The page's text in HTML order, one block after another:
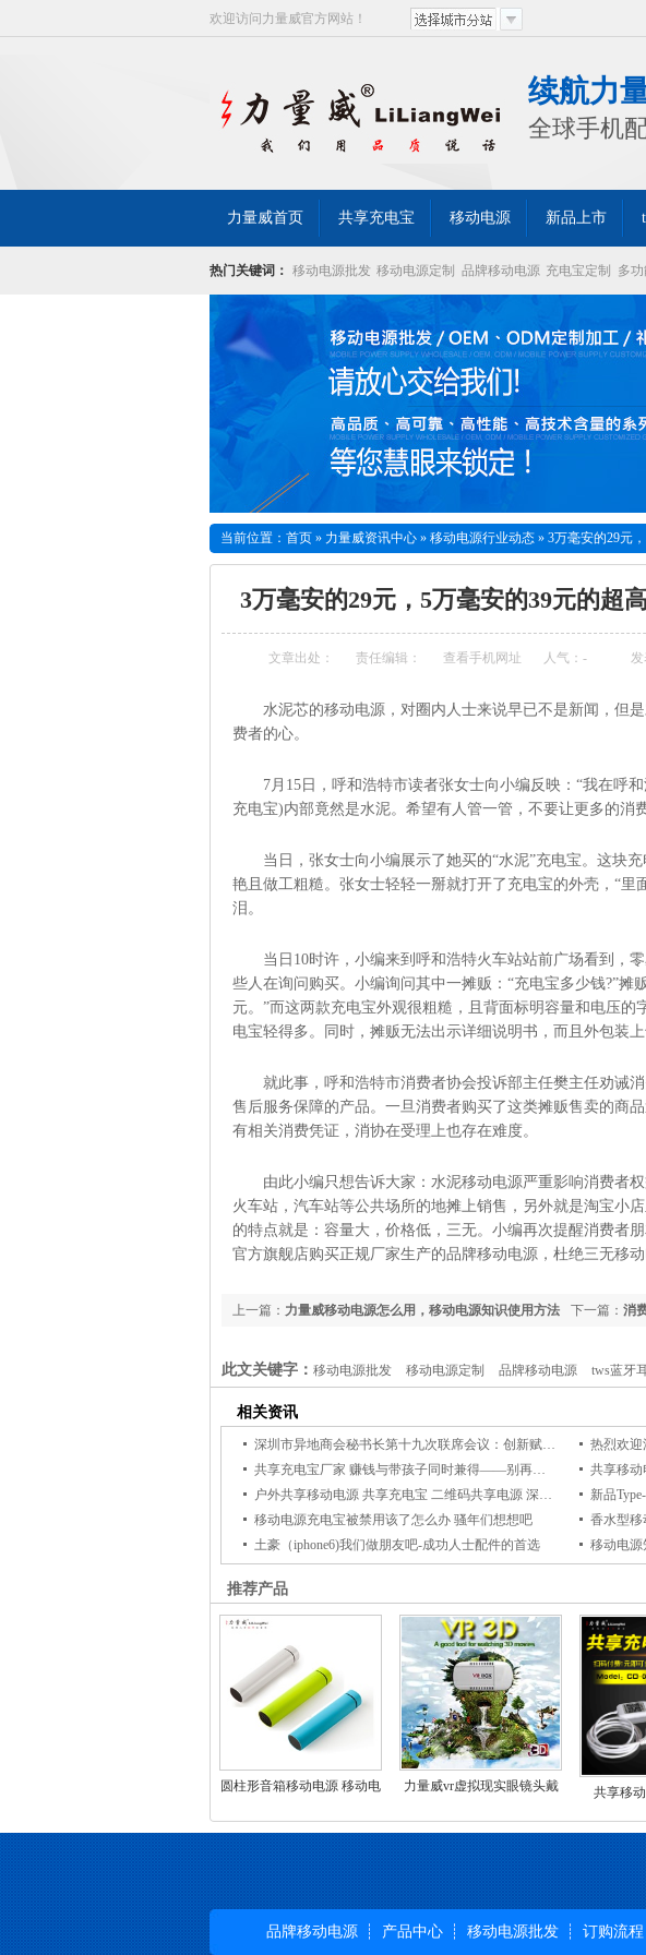
欢迎访问力量威官方网站！
续航力
全球手机
力量威首页 共享充电宝 移动电源 新品上市
热门关键词： 移动电源批发 移动电源定制 品牌移动电源 充电宝定制 多
当前位置： 首页 » 力量威资讯中心 » 移动电源行业动态 » 3万毫安的29元
3万毫安的29元，5万毫安的39元的超
文章出处： 责任编辑： 查看手机网址 人气： - 发
水泥芯的移动电源，对圈内人士来说早已不是新闻，但
费者的心。
7月15日，呼和浩特市读者张女士向小编反映：“我在呼
充电宝)内部竟然是水泥。希望有人管一管，不要让更多的消
当日，张女士向小编展示了她买的“水泥”充电宝。这块
艳且做工粗糙。张女士轻轻一掰就打开了充电宝的外壳，“里
泪。
当日10时许，小编来到呼和浩特火车站站前广场看到，
些人在询问购买。小编询问其中一摊贩：“充电宝多少钱?”摊
元。”而这两款充电宝外观很粗糙，且背面标明容量和电压
电宝轻得多。同时，摊贩无法出示详细说明书，而且外包装
就此事，呼和浩特市消费者协会投诉部主任樊主任劝诫
售后服务保障的产品。一旦消费者购买了这类摊贩售卖的商
有相关消费凭证，消协在受理上也存在难度。
由此小编只想告诉大家：水泥移动电源严重影响消费者
火车站，汽车站等公共场所的地摊上销售，另外就是淘宝小
的特点就是：容量大，价格低，三无。小编再次提醒消费者
官方旗舰店购买正规厂家生产的品牌移动电源，杜绝三无移
下一篇： 消
上一篇： 力量威移动电源怎么用，移动电源知识使用方法
此文关键字： 移动电源批发 移动电源定制 品牌移动电源 tws蓝牙
享充电宝加盟，共享充电宝批发，共享充电宝排名，共享充电宝定制，
家 深圳充电宝工厂订制 手机移动电宝生产商 移动电源OEM代加工 手
移动电源充电线 usb充电器 1a/2.1a车充 车载充电器厂家 充电器生产厂商
移动电源厂家 高通认证移动电源生产厂家
相关资讯
深圳市异地商会秘书长第十九次联席会议：创新赋能探讨科技成果与产业需求对接之路
共享充电宝厂家 赚钱与带孩子同时兼得——别再抱怨工作忙没时间陪孩子了
共享移动
户外共享移动电源 共享充电宝 二维码共享电源 深圳市力量威充
移动电源充电宝被禁用该了怎么办 骚年们想想吧
香水型移
土豪（iphone6)我们做朋友吧-成功人士配件的首选
移动电源
推荐产品
圆柱形音箱移动电源 移动电
力量威vr虚拟现实眼镜头戴
谷歌box资源游戏3d头盔
共享移
品牌移动电源 产品中心 移动电源批发 订购流程